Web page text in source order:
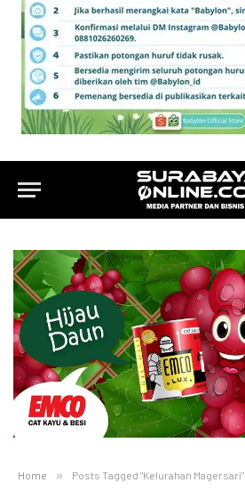
Home » Posts Tagged "Kelurahan Magersari"